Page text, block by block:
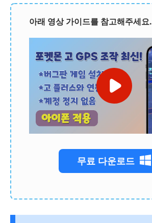
아래 영상 가이드를 참고해주세요.
무료 다운로드